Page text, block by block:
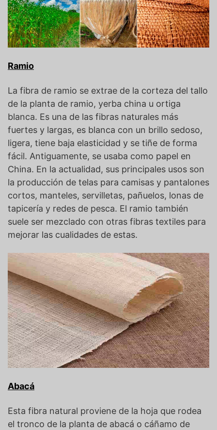
Ramio
La fibra de ramio se extrae de la corteza del tallo
de la planta de ramio, yerba china u ortiga
blanca. Es una de las fibras naturales más
fuertes y largas, es blanca con un brillo sedoso,
ligera, tiene baja elasticidad y se tiñe de forma
fácil. Antiguamente, se usaba como papel en
China. En la actualidad, sus principales usos son
la producción de telas para camisas y pantalones
cortos, manteles, servilletas, pañuelos, lonas de
tapicería y redes de pesca. El ramio también
suele ser mezclado con otras fibras textiles para
mejorar las cualidades de estas.
Abacá
Esta fibra natural proviene de la hoja que rodea
el tronco de la planta de abacá o cáñamo de